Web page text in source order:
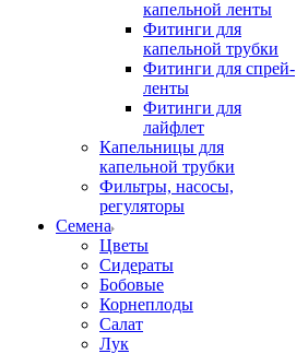
капельной ленты
Фитинги для
капельной трубки
Фитинги для спрей-
ленты
Фитинги для
лайфлет
Капельницы для
капельной трубки
Фильтры, насосы,
регуляторы
Семена
Цветы
Сидераты
Бобовые
Корнеплоды
Салат
Лук